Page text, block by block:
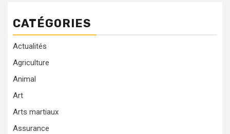
CATÉGORIES
Actualités
Agriculture
Animal
Art
Arts martiaux
Assurance